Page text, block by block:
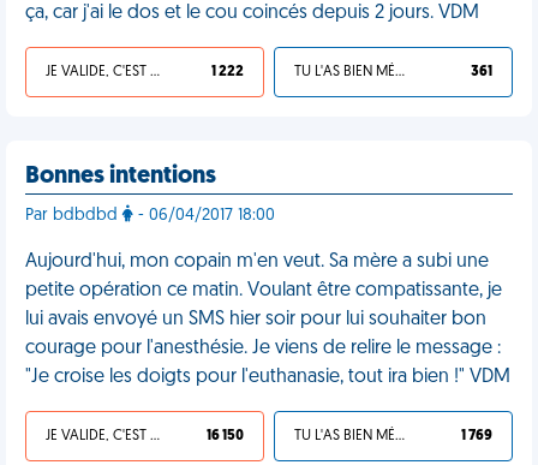
ça, car j'ai le dos et le cou coincés depuis 2 jours. VDM
JE VALIDE, C'EST UNE VDM 1 222 TU L'AS BIEN MÉRITÉ 361
Bonnes intentions
Par bdbdbd - 06/04/2017 18:00
Aujourd'hui, mon copain m'en veut. Sa mère a subi une
petite opération ce matin. Voulant être compatissante, je
lui avais envoyé un SMS hier soir pour lui souhaiter bon
courage pour l'anesthésie. Je viens de relire le message :
"Je croise les doigts pour l'euthanasie, tout ira bien !" VDM
JE VALIDE, C'EST UNE VDM 16 150 TU L'AS BIEN MÉRITÉ 1 769